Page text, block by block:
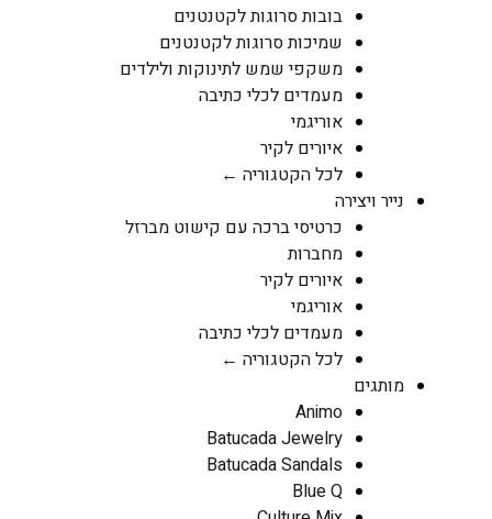
בובות סרוגות לקטנטנים
שמיכות סרוגות לקטנטנים
משקפי שמש לתינוקות ולילדים
מעמדים לכלי כתיבה
אוריגמי
איורים לקיר
לכל הקטגוריה ←
נייר ויצירה
כרטיסי ברכה עם קישוט מברזל
מחברות
איורים לקיר
אוריגמי
מעמדים לכלי כתיבה
לכל הקטגוריה ←
מותגים
Animo
Batucada Jewelry
Batucada Sandals
Blue Q